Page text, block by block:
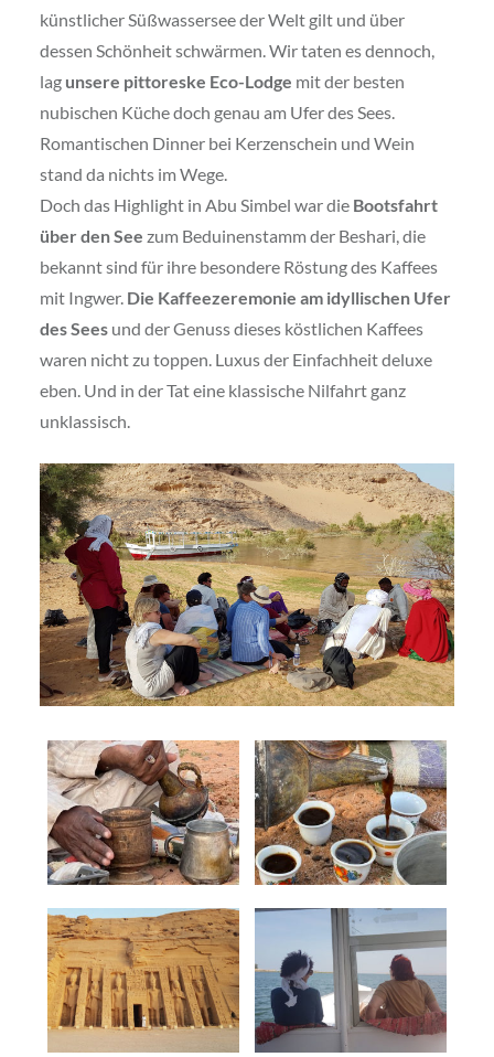
künstlicher Süßwassersee der Welt gilt und über
dessen Schönheit schwärmen. Wir taten es dennoch,
lag unsere pittoreske Eco-Lodge mit der besten
nubischen Küche doch genau am Ufer des Sees.
Romantischen Dinner bei Kerzenschein und Wein
stand da nichts im Wege.
Doch das Highlight in Abu Simbel war die Bootsfahrt
über den See zum Beduinenstamm der Beshari, die
bekannt sind für ihre besondere Röstung des Kaffees
mit Ingwer. Die Kaffeezeremonie am idyllischen Ufer
des Seesund der Genuss dieses köstlichen Kaffees
waren nicht zu toppen. Luxus der Einfachheit deluxe
eben. Und in der Tat eine klassische Nilfahrt ganz
unklassisch.